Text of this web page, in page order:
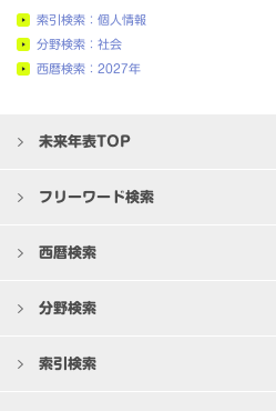
索引検索：個人情報
分野検索：社会
西暦検索：2027年
未来年表TOP
フリーワード検索
西暦検索
分野検索
索引検索